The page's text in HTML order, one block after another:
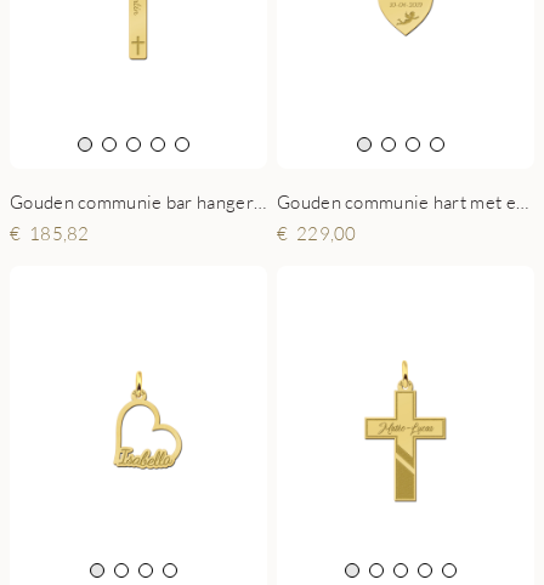
Gouden communie bar hanger met naam
185,82
229,00